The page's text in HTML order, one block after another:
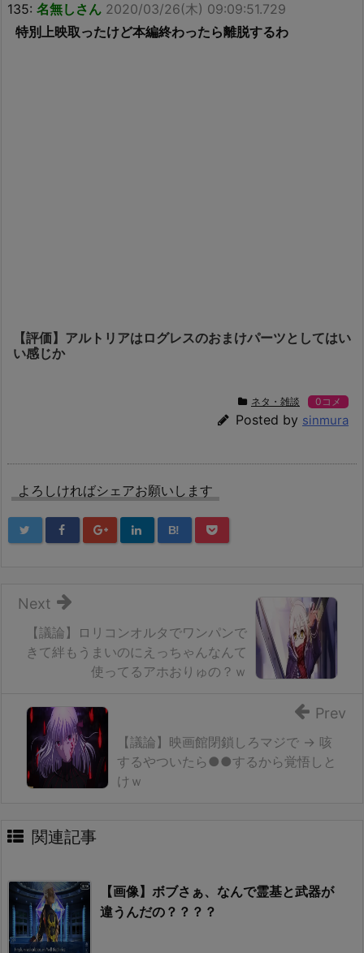
135: 名無しさん 2020/03/26(木) 09:09:51.729
特別上映取ったけど本編終わったら離脱するわ
【評価】アルトリアはログレスのおまけパーツとしてはい
い感じか
ネタ・雑談 0コメ
Posted by sinmura
よろしければシェアお願いします
B!
【議論】ロリコンオルタでワンパンで
きて絆もうまいのにえっちゃんなんて
使ってるアホおりゅの？ｗ
Next
【議論】映画館閉鎖しろマジで → 咳
するやついたら●●するから覚悟しと
けｗ
Prev
関連記事
【画像】ボブさぁ、なんで霊基と武器が
違うんだの？？？？